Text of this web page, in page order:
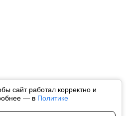
сайт работал корректно и
— в Политике